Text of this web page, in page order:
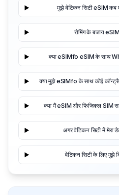
मुझे वेटिकन सिटी eSIM कब
रोमिंग के बजाय
क्या eSIMfo eSIM के साथ
क्या मुझे eSIMfo के साथ कोई
क्या मैं eSIM और फिजिकल SIM
अगर वेटिकन सिटी में मेरा
वेटिकन सिटी के लिए मुझे